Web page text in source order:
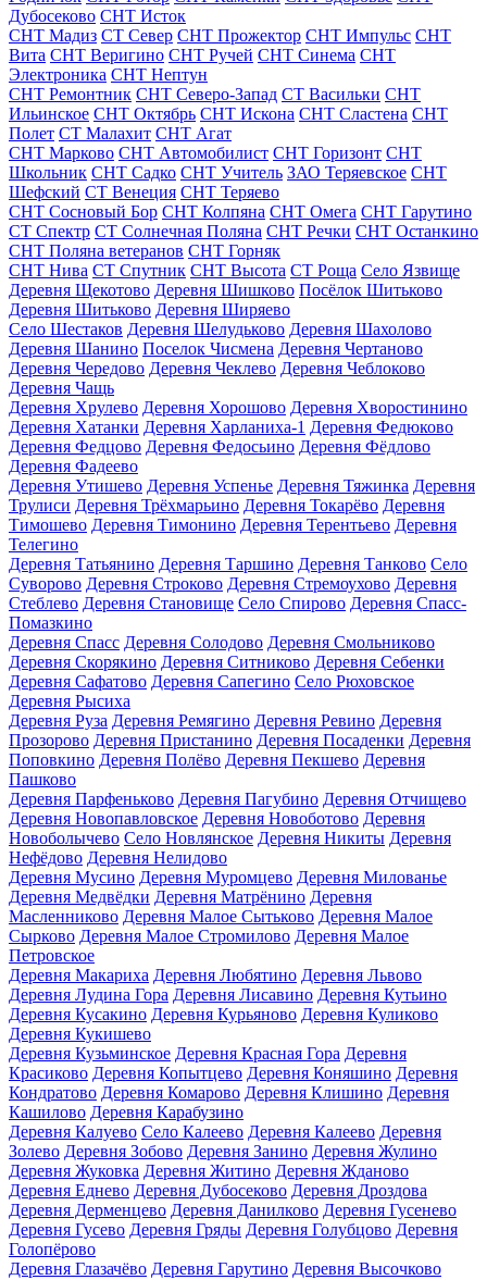
Дубосеково СНТ Исток
СНТ Мадиз СТ Север СНТ Прожектор СНТ Импульс СНТ
Вита СНТ Веригино СНТ Ручей СНТ Синема СНТ
Электроника СНТ Нептун
СНТ Ремонтник СНТ Северо-Запад СТ Васильки СНТ
Ильинское СНТ Октябрь СНТ Искона СНТ Сластена СНТ
Полет СТ Малахит СНТ Агат
СНТ Марково СНТ Автомобилист СНТ Горизонт СНТ
Школьник СНТ Садко СНТ Учитель ЗАО Теряевское СНТ
Шефский СТ Венеция СНТ Теряево
СНТ Сосновый Бор СНТ Колпяна СНТ Омега СНТ Гарутино
СТ Спектр СТ Солнечная Поляна СНТ Речки СНТ Останкино
СНТ Поляна ветеранов СНТ Горняк
СНТ Нива СТ Спутник СНТ Высота СТ Роща Село Язвище
Деревня Щекотово Деревня Шишково Посёлок Шитьково
Деревня Шитьково Деревня Ширяево
Село Шестаков Деревня Шелудьково Деревня Шахолово
Деревня Шанино Поселок Чисмена Деревня Чертаново
Деревня Чередово Деревня Чеклево Деревня Чеблоково
Деревня Чащь
Деревня Хрулево Деревня Хорошово Деревня Хворостинино
Деревня Хатанки Деревня Харланиха-1 Деревня Федюково
Деревня Федцово Деревня Федосьино Деревня Фёдлово
Деревня Фадеево
Деревня Утишево Деревня Успенье Деревня Тяжинка Деревня
Трулиси Деревня Трёхмарьино Деревня Токарёво Деревня
Тимошево Деревня Тимонино Деревня Терентьево Деревня
Телегино
Деревня Татьянино Деревня Таршино Деревня Танково Село
Суворово Деревня Строково Деревня Стремоухово Деревня
Стеблево Деревня Становище Село Спирово Деревня Спасс-
Помазкино
Деревня Спасс Деревня Солодово Деревня Смольниково
Деревня Скорякино Деревня Ситниково Деревня Себенки
Деревня Сафатово Деревня Сапегино Село Рюховское
Деревня Рысиха
Деревня Руза Деревня Ремягино Деревня Ревино Деревня
Прозорово Деревня Пристанино Деревня Посаденки Деревня
Поповкино Деревня Полёво Деревня Пекшево Деревня
Пашково
Деревня Парфеньково Деревня Пагубино Деревня Отчищево
Деревня Новопавловское Деревня Новоботово Деревня
Новоболычево Село Новлянское Деревня Никиты Деревня
Нефёдово Деревня Нелидово
Деревня Мусино Деревня Муромцево Деревня Милованье
Деревня Медвёдки Деревня Матрёнино Деревня
Масленниково Деревня Малое Сытьково Деревня Малое
Сырково Деревня Малое Стромилово Деревня Малое
Петровское
Деревня Макариха Деревня Любятино Деревня Львово
Деревня Лудина Гора Деревня Лисавино Деревня Кутьино
Деревня Кусакино Деревня Курьяново Деревня Куликово
Деревня Кукишево
Деревня Кузьминское Деревня Красная Гора Деревня
Красиково Деревня Копытцево Деревня Коняшино Деревня
Кондратово Деревня Комарово Деревня Клишино Деревня
Кашилово Деревня Карабузино
Деревня Калуево Село Калеево Деревня Калеево Деревня
Золево Деревня Зобово Деревня Занино Деревня Жулино
Деревня Жуковка Деревня Житино Деревня Жданово
Деревня Еднево Деревня Дубосеково Деревня Дроздова
Деревня Дерменцево Деревня Данилково Деревня Гусенево
Деревня Гусево Деревня Гряды Деревня Голубцово Деревня
Голопёрово
Деревня Глазачёво Деревня Гарутино Деревня Высочково